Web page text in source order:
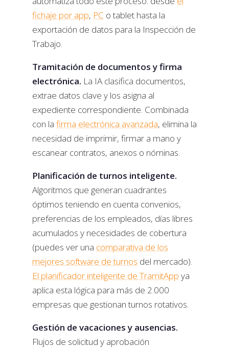
fichaje por app, PC o tablet hasta la
exportación de datos para la Inspección de
Trabajo.
Tramitación de documentos y firma
electrónica. La IA clasifica documentos,
extrae datos clave y los asigna al
expediente correspondiente. Combinada
con la firma electrónica avanzada, elimina la
necesidad de imprimir, firmar a mano y
escanear contratos, anexos o nóminas.
Planificación de turnos inteligente.
Algoritmos que generan cuadrantes
óptimos teniendo en cuenta convenios,
preferencias de los empleados, días libres
acumulados y necesidades de cobertura
(puedes ver una comparativa de los
mejores software de turnos del mercado).
El planificador inteligente de TramitApp ya
aplica esta lógica para más de 2.000
empresas que gestionan turnos rotativos.
Gestión de vacaciones y ausencias.
Flujos de solicitud y aprobación